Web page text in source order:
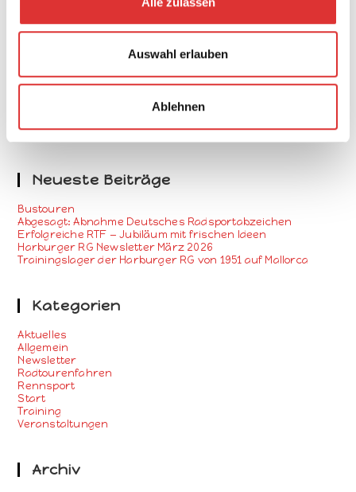
Auswahl erlauben
Ablehnen
Suche
Neueste Beiträge
Bustouren
Abgesagt: Abnahme Deutsches Radsportabzeichen
Erfolgreiche RTF — Jubiläum mit frischen Ideen
Harburger RG Newsletter März 2026
Trainingslager der Harburger RG von 1951 auf Mallorca
Kategorien
Aktuelles
Allgemein
Newsletter
Radtourenfahren
Rennsport
Start
Training
Veranstaltungen
Archiv